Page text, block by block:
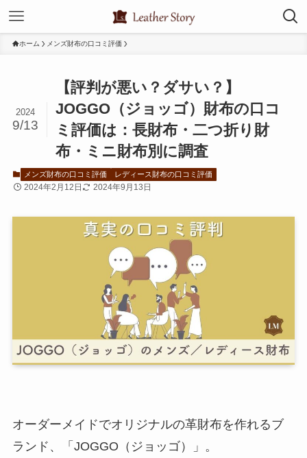
ホーム メンズ財布の口コミ評価
【評判が悪い？ダサい？】
JOGGO（ジョッゴ）財布の口コ
ミ評価は：長財布・二つ折り財
布・ミニ財布別に調査
2024
9/13
メンズ財布の口コミ評価 レディース財布の口コミ評価
2024年2月12日 2024年9月13日
オーダーメイドでオリジナルの革財布を作れるブ
ランド、「JOGGO（ジョッゴ）」。